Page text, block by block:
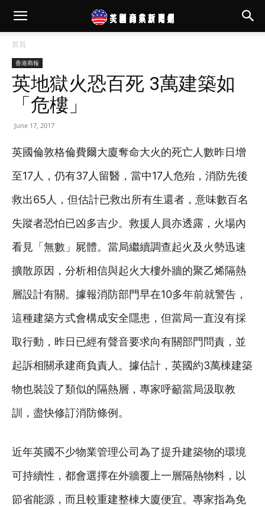
首頁
香港商報
英地獄火恐百死 3萬建築如
「危樓」
June 17, 2017
英國倫敦格倫費爾大廈奪命大火的死亡人數昨日增
至17人，仍有37人留醫，當中17人危殆，消防先後
救出65人，但估計已救出所有生還者，意味數百名
失蹤者恐怕已凶多吉少。救援人員亦透露，火場內
看見「無數」屍體。當局繼續調查起火及火勢迅速
擴散原因，分析相信與起火大樓外牆的聚乙烯隔熱
層設計有關。據報消防部門早在10多年前就警告，
這種建築方式會構成安全隱患，但當局一直沒有採
取行動，昨日已經有聲音要求向有關部門問責，並
起訴相關承建商負責人。據估計，英國約3萬棟建築
物也裝設了類似的隔熱層，專家呼籲當局汲取教
訓，盡快修訂消防條例。
近年英國不少物業管理公司為了提升建築物的環境
可持續性，都會選擇在外牆覆上一層隔熱物料，以
節省能源，而且較重建整棟大廈便宜。專家指為免